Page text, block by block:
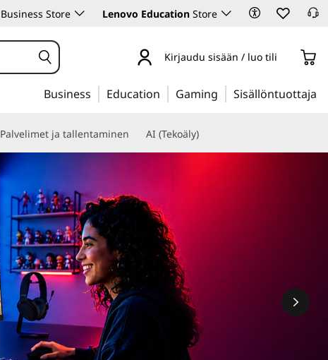
Business Store Lenovo Education Store
Kirjaudu sisään / luo tili
Business Education Gaming Sisällöntuottaja
Palvelimet ja tallentaminen AI (Tekoäly)